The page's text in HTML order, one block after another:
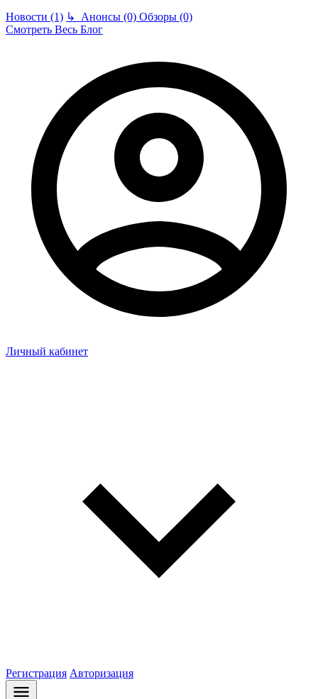
Новости (1) ↳ Анонсы (0) Обзоры (0)
Смотреть Весь Блог
Личный кабинет
Регистрация Авторизация